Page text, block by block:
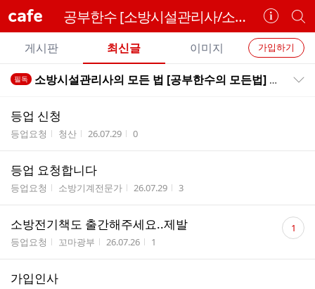
cafe 공부한수 [소방시설관리사/소방설비기사/소방설비산업기사]
카
페
정
보
보
기
개
별
카
페
검
카
페
메
뉴
가입하기
게시판 최신글 이미지
전
글
트
필독 소방시설관리사의 모든 법 [공부한수의 모든법] 사이트 오픈 안내
등업 신청
게시판명
등업요청 작성자
청산 작성시간
26.07.29 조회수
0
등업 요청합니다
게시판명
등업요청 작성자
소방기계전문가 작성시간
26.07.29 조회수
3
소방전기책도 출간해주세요..제발
게시판명
등업요청 작성자
꼬마광부 작성시간
26.07.26 조회수
1
댓
글 1
가입인사